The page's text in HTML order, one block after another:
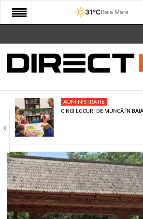
31°CBaia Mare
START
COMUNITATE
CULTURA
ECONOMIE
SANATATE
SPORT
SPECIAL
POLITIC
ADMINISTRATIE
CINCI LOCURI DE MUNCĂ ÎN